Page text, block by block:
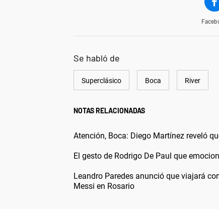
Se habló de
Superclásico Boca River
NOTAS RELACIONADAS
Atención, Boca: Diego Martínez reveló
El gesto de Rodrigo De Paul que
Leandro Paredes anunció que viajará
Messi en Rosario